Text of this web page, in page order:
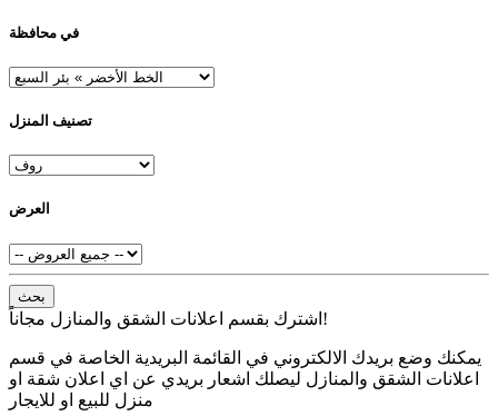
في محافظة
تصنيف المنزل
العرض
بحث
اشترك بقسم اعلانات الشقق والمنازل مجاناً!
يمكنك وضع بريدك الالكتروني في القائمة البريدية الخاصة في قسم
اعلانات الشقق والمنازل ليصلك اشعار بريدي عن اي اعلان شقة او
منزل للبيع او للايجار